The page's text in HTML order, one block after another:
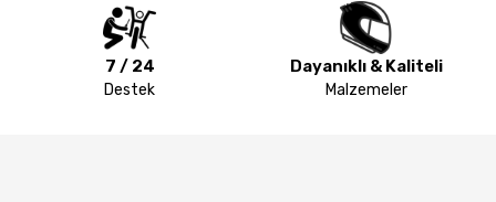
7 / 24
Destek
Dayanıklı & Kaliteli
Malzemeler